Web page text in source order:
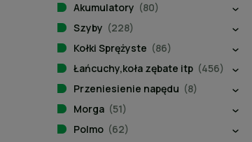
Akumulatory (80)
Szyby (228)
Kołki Sprężyste (86)
Łańcuchy,koła zębate itp (456)
Przeniesienie napędu (8)
Morga (51)
Polmo (62)